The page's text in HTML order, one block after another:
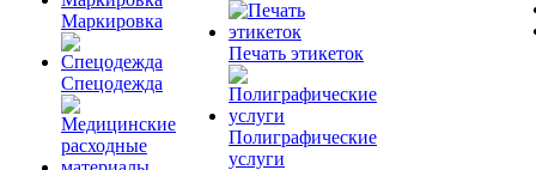
Маркировка
Спецодежда
Печать этикеток
Полиграфические
услуги